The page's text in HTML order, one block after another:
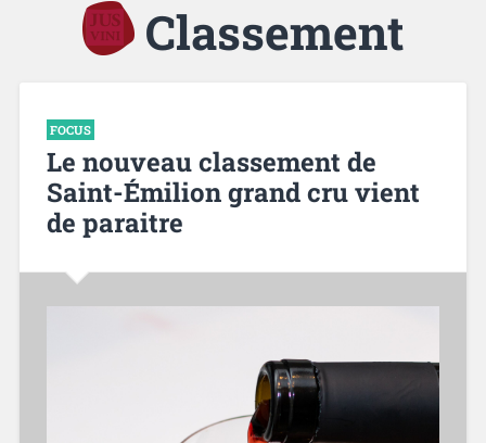
Classement
FOCUS
Le nouveau classement de
Saint-Émilion grand cru vient
de paraitre